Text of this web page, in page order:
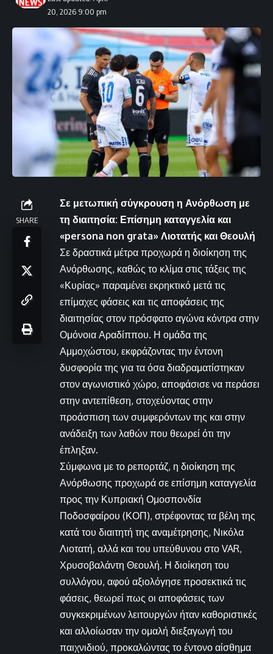
20, 2026 9:00 pm
SHARE
Σε μετωπική σύγκρουση η Ανόρθωση με
τη διαιτησία: Επίσημη καταγγελία και
«persona non grata» Λιοτατής και Θεουλή
Σε δραστικά μέτρα προχωρά η διοίκηση της
Ανόρθωσης, καθώς το κλίμα στις τάξεις της
«Κυρίας» παραμένει εκρηκτικό μετά τις
επίμαχες φάσεις και τις αποφάσεις της
διαιτησίας στον πρόσφατο αγώνα κόντρα στην
Ομόνοια Αραδίππου. Η ομάδα της
Αμμοχώστου, εκφράζοντας την έντονη
δυσφορία της για τα όσα διαδραματίστηκαν
στον αγωνιστικό χώρο, αποφάσισε να περάσει
στην αντεπίθεση, στοχεύοντας στην
προάσπιση των συμφερόντων της και στην
ανάδειξη των λαθών που θεωρεί ότι την
έπληξαν.
Σύμφωνα με το ρεπορτάζ, η διοίκηση της
Ανόρθωσης προχωρά σε επίσημη καταγγελία
προς την Κυπριακή Ομοσπονδία
Ποδοσφαίρου (ΚΟΠ), στρέφοντας τα βέλη της
κατά του διαιτητή της αναμέτρησης, Νικόλα
Λιοτατή, αλλά και του υπεύθυνου στο VAR,
Χρυσοβαλάντη Θεουλή. Η διοίκηση του
συλλόγου, αφού αξιολόγησε προσεκτικά τις
φάσεις, θεωρεί πως οι αποφάσεις των
συγκεκριμένων λειτουργών ήταν καθοριστικές
και αλλοίωσαν την ομαλή διεξαγωγή του
παιχνιδιού, προκαλώντας το έντονο αίσθημα